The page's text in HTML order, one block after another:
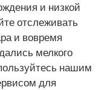
и низкой
отслеживать
и вовремя
мелкого
нашим
для